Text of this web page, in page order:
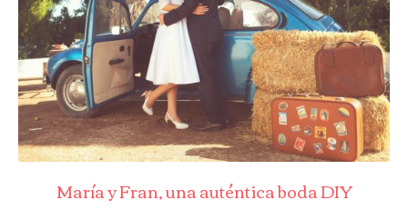
María y Fran, una auténtica boda DIY